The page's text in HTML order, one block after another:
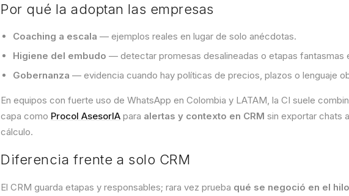
Por qué la adoptan las empresas
Coaching a escala — ejemplos reales en lugar de solo anécdotas.
Higiene del embudo — detectar promesas desalineadas o etapas fantasmas
Gobernanza — evidencia cuando hay políticas de precios, plazos o lenguaje
En equipos con fuerte uso de WhatsApp en Colombia y LATAM, la CI suele
capa como Procol AsesorIA para alertas y contexto en CRM sin exportar chats
cálculo.
Diferencia frente a solo CRM
El CRM guarda etapas y responsables; rara vez prueba qué se negoció en el hilo